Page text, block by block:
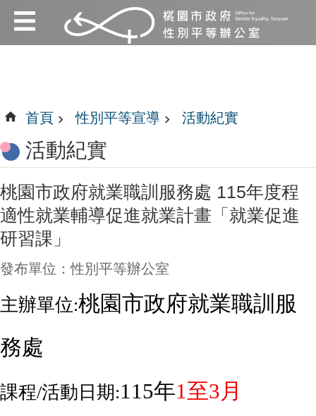
跳到主要內容區塊
:::
:::
首頁 性別平等宣導 活動紀實
活動紀實
桃園市政府就業職訓服務處 115年度程
適性就業輔導促進就業計畫「就業促進
研習課」
發布單位：性別平等辦公室
主辦單位:桃園市政府就業職訓服
務處
課程/活動日期:115年1至3月